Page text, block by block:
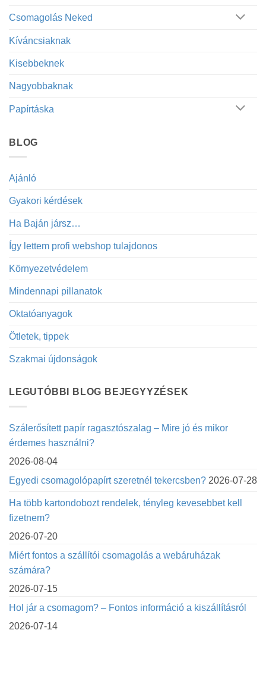
Csomagolás Neked
Kíváncsiaknak
Kisebbeknek
Nagyobbaknak
Papírtáska
BLOG
Ajánló
Gyakori kérdések
Ha Baján jársz…
Így lettem profi webshop tulajdonos
Környezetvédelem
Mindennapi pillanatok
Oktatóanyagok
Ötletek, tippek
Szakmai újdonságok
LEGUTÓBBI BLOG BEJEGYYZÉSEK
Szálerősített papír ragasztószalag – Mire jó és mikor
érdemes használni?
2026-08-04
Egyedi csomagolópapírt szeretnél tekercsben? 2026-07-28
Ha több kartondobozt rendelek, tényleg kevesebbet kell
fizetnem?
2026-07-20
Miért fontos a szállítói csomagolás a webáruházak
számára?
2026-07-15
Hol jár a csomagom? – Fontos információ a kiszállításról
2026-07-14